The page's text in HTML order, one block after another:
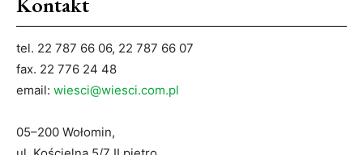
tel. 22 787 66 06, 22 787 66 07
fax. 22 776 24 48
email: wiesci@wiesci.com.pl
05–200 Wołomin,